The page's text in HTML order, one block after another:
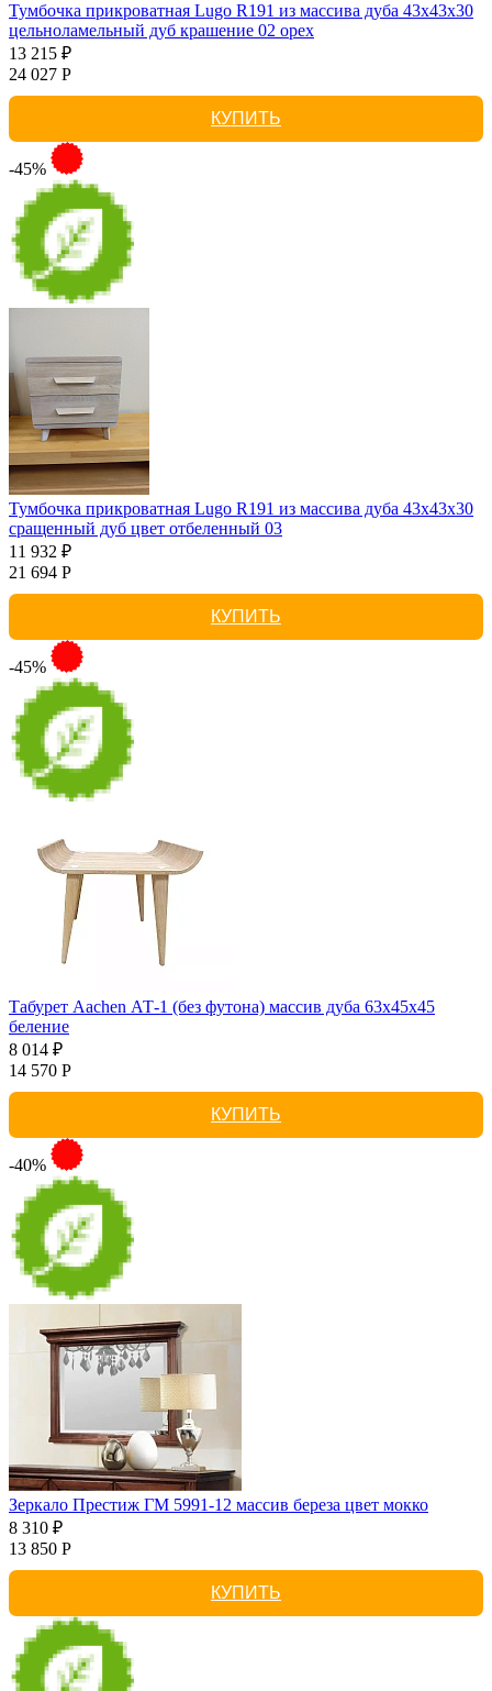
Тумбочка прикроватная Lugo R191 из массива дуба 43х43х30
цельноламельный дуб крашение 02 орех
13 215 ₽
24 027 Р
КУПИТЬ
-45%
Тумбочка прикроватная Lugo R191 из массива дуба 43х43х30
сращенный дуб цвет отбеленный 03
11 932 ₽
21 694 Р
КУПИТЬ
-45%
Табурет Aachen АТ-1 (без футона) массив дуба 63х45х45
беление
8 014 ₽
14 570 Р
КУПИТЬ
-40%
Зеркало Престиж ГМ 5991-12 массив береза цвет мокко
8 310 ₽
13 850 Р
КУПИТЬ